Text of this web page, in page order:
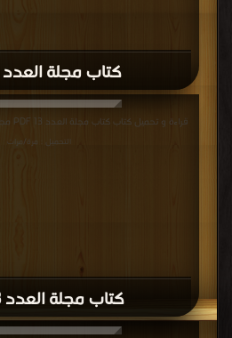
كتاب مجلة العدد 7 PDF
كتاب مجلة العدد 13 PDF
قراءة و تحميل كتاب كتاب مجلة العدد 13 PDF مجانا | مكتبة >
التحميل : مرة/مرات